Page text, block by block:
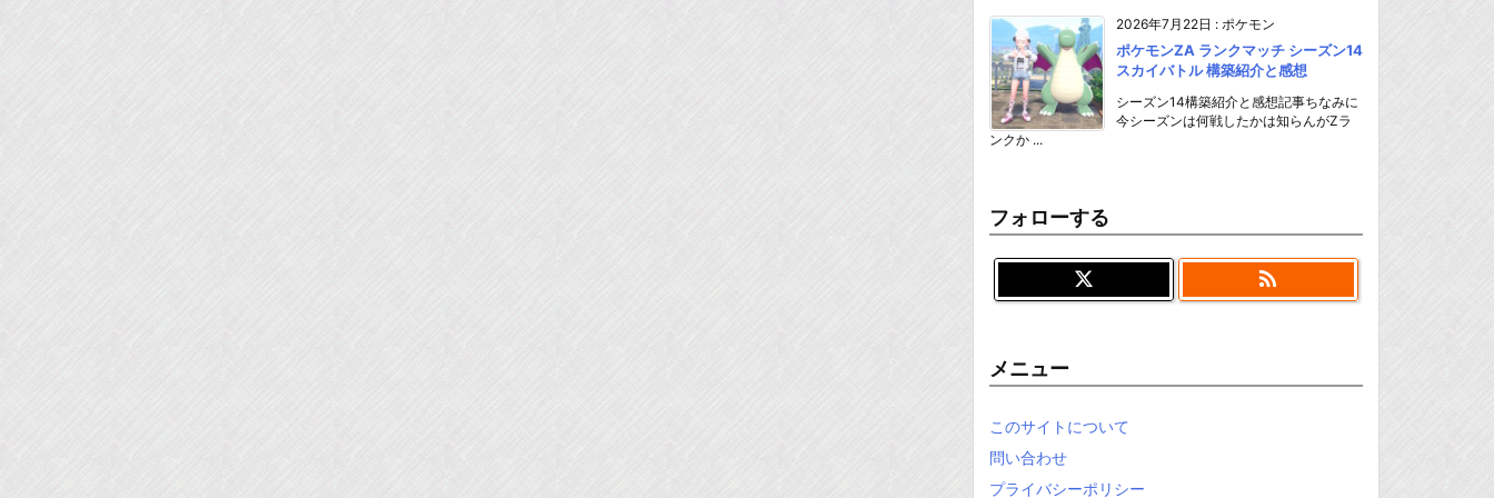
2026年7月22日 : ポケモン
ポケモンZA ランクマッチ シーズン14
スカイバトル 構築紹介と感想
シーズン14構築紹介と感想記事ちなみに
今シーズンは何戦したかは知らんがZラ
ンクか ...
フォローする

メニュー
このサイトについて
問い合わせ
プライバシーポリシー